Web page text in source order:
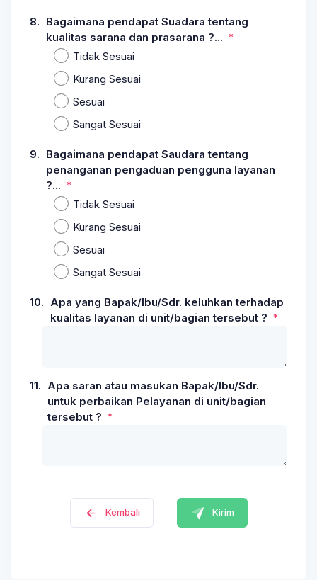
8. Bagaimana pendapat Suadara tentang
kualitas sarana dan prasarana ?...
Tidak Sesuai
Kurang Sesuai
Sesuai
Sangat Sesuai
9. Bagaimana pendapat Saudara tentang
penanganan pengaduan pengguna layanan
?...
Tidak Sesuai
Kurang Sesuai
Sesuai
Sangat Sesuai
10. Apa yang Bapak/Ibu/Sdr. keluhkan terhadap
kualitas layanan di unit/bagian tersebut ?
11. Apa saran atau masukan Bapak/Ibu/Sdr.
untuk perbaikan Pelayanan di unit/bagian
tersebut ?
Kembali Kirim